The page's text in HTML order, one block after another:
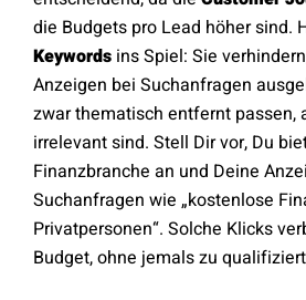
die Budgets pro Lead höher sind.
Keywords ins Spiel: Sie
Anzeigen bei Suchanfragen
zwar thematisch entfernt passen,
irrelevant sind. Stell Dir vor, Du
Finanzbranche an und Deine
Suchanfragen wie „kostenlose
Privatpersonen“. Solche Klicks
Budget, ohne jemals zu